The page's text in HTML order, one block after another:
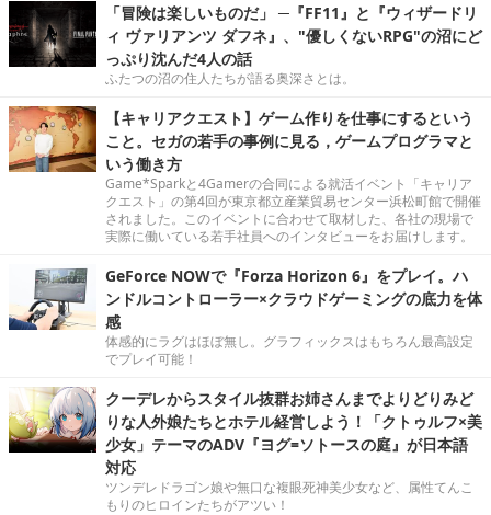
「冒険は楽しいものだ」 ─『FF11』と『ウィザードリ
ィ ヴァリアンツ ダフネ』、"優しくないRPG"の沼にど
っぷり沈んだ4人の話
ふたつの沼の住人たちが語る奥深さとは。
【キャリアクエスト】ゲーム作りを仕事にするという
こと。セガの若手の事例に見る，ゲームプログラマと
いう働き方
Game*Sparkと4Gamerの合同による就活イベント「キャリア
クエスト」の第4回が東京都立産業貿易センター浜松町館で開催
されました。このイベントに合わせて取材した、各社の現場で
実際に働いている若手社員へのインタビューをお届けします。
GeForce NOWで『Forza Horizon 6』をプレイ。ハ
ンドルコントローラー×クラウドゲーミングの底力を体
感
体感的にラグはほぼ無し。グラフィックスはもちろん最高設定
でプレイ可能！
クーデレからスタイル抜群お姉さんまでよりどりみど
りな人外娘たちとホテル経営しよう！「クトゥルフ×美
少女」テーマのADV『ヨグ=ソトースの庭』が日本語
対応
ツンデレドラゴン娘や無口な複眼死神美少女など、属性てんこ
もりのヒロインたちがアツい！